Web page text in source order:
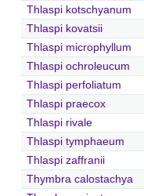
Thlaspi kotschyanum
Thlaspi kovatsii
Thlaspi microphyllum
Thlaspi ochroleucum
Thlaspi perfoliatum
Thlaspi praecox
Thlaspi rivale
Thlaspi tymphaeum
Thlaspi zaffranii
Thymbra calostachya